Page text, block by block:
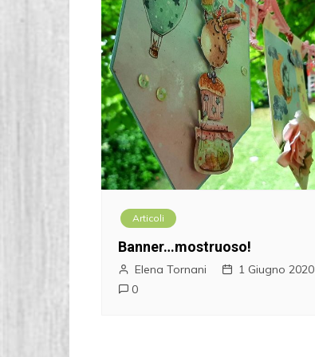
Articoli
Banner…mostruoso!
Elena Tornani
1 Giugno 2020
0